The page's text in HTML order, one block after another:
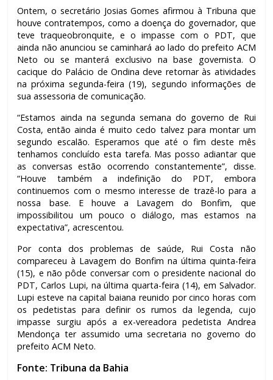
Ontem, o secretário Josias Gomes afirmou à Tribuna que
houve contratempos, como a doença do governador, que
teve traqueobronquite, e o impasse com o PDT, que
ainda não anunciou se caminhará ao lado do prefeito ACM
Neto ou se manterá exclusivo na base governista. O
cacique do Palácio de Ondina deve retornar às atividades
na próxima segunda-feira (19), segundo informações de
sua assessoria de comunicação.
“Estamos ainda na segunda semana do governo de Rui
Costa, então ainda é muito cedo talvez para montar um
segundo escalão. Esperamos que até o fim deste mês
tenhamos concluído esta tarefa. Mas posso adiantar que
as conversas estão ocorrendo constantemente”, disse.
“Houve também a indefinição do PDT, embora
continuemos com o mesmo interesse de trazê-lo para a
nossa base. E houve a Lavagem do Bonfim, que
impossibilitou um pouco o diálogo, mas estamos na
expectativa”, acrescentou.
Por conta dos problemas de saúde, Rui Costa não
compareceu à Lavagem do Bonfim na última quinta-feira
(15), e não pôde conversar com o presidente nacional do
PDT, Carlos Lupi, na última quarta-feira (14), em Salvador.
Lupi esteve na capital baiana reunido por cinco horas com
os pedetistas para definir os rumos da legenda, cujo
impasse surgiu após a ex-vereadora pedetista Andrea
Mendonça ter assumido uma secretaria no governo do
prefeito ACM Neto.
Fonte: Tribuna da Bahia